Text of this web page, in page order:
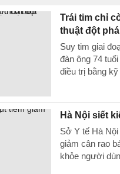
Trái tim chỉ
thuật đột phá
Suy tim giai
đàn ông 74
điều trị bằng
Hà Nội siết
Sở Y tế Hà
giảm cân rao
khỏe người